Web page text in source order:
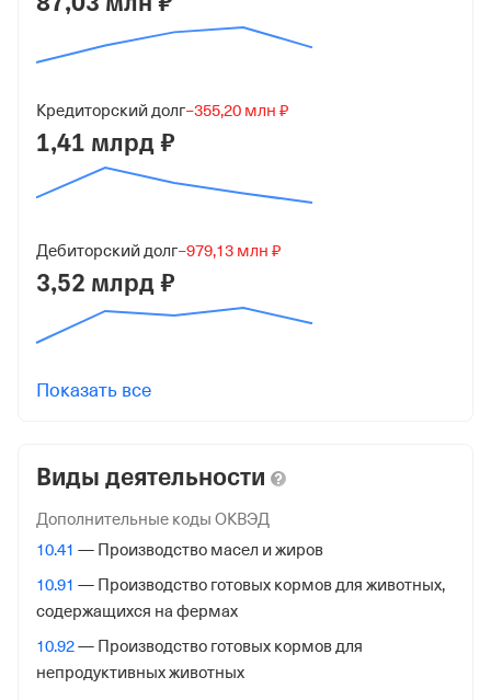
Юридический адрес
117447, г Москва, ул Большая Черёмушкинская, д 13
ИНН
от 9 августа 2016
772701001
Регистрация ФНС
Службы № 46 по гор. Москве
Адрес налоговой
125373, гор. Москва, Походный Проезд, Домовладение
Кредиторский долг−355,20 млн ₽
1,41 млрд ₽
Дебиторский долг−979,13 млн ₽
3,52 млрд ₽
Показать все
Виды деятельности
Дополнительные коды ОКВЭД
10.41 — Производство масел и жиров
10.91 — Производство готовых кормов для животных,
содержащихся на фермах
10.92— Производство готовых кормов для
непродуктивных животных